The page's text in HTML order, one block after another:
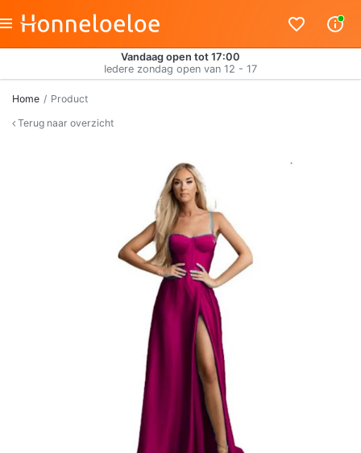
Vandaag open tot 17:00
Iedere zondag open van 12 - 17
Home
Product
Terug naar overzicht